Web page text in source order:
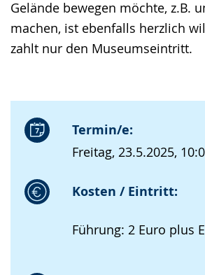
Gelände bewegen möchte, z.B.
machen, ist ebenfalls herzlich
zahlt nur den Museumseintritt.
Termin/e:
Freitag, 23.5.2025,
Kosten / Eintritt:
Führung: 2 Euro plus